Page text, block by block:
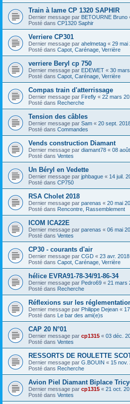
Train à lame CP 1320 SAPHIR
Dernier message par BETOURNE Bruno
Posté dans CP1320 Saphir
Verriere CP301
Dernier message par ahelmetag « 29 mai
Posté dans Capot, Carénage, Verrière
verriere Beryl cp 750
Dernier message par EDEWET « 30
Posté dans Capot, Carénage, Verrière
Compas train d'atterrissage
Dernier message par Firefly « 22 mars
Posté dans Recherche
Tension des câbles
Dernier message par Sam « 20 sept.
Posté dans Commandes
Vends construction Diamant
Dernier message par diamant78 « 08
Posté dans Ventes
Un Béryl en Vedette
Dernier message par jphbague « 14 juil.
Posté dans CP750
RSA Cholet 2018
Dernier message par parenas « 20 mai
Posté dans Rencontre, Rassemblement
ICOM ICA22E
Dernier message par parenas « 06 mai
Posté dans Ventes
CP30 - courants d'air
Dernier message par CGD « 23 avr.
Posté dans Capot, Carénage, Verrière
hélice EVRA91-78-34/91-86-34
Dernier message par Pedro69 « 21 mars
Posté dans Recherche
Réflexions sur les
Dernier message par Philippe Dejean «
Posté dans Le bar des ami(e)s
CAP 20 N°01
Dernier message par cp1315 « 03 déc.
Posté dans Ventes
RESSORTS DE ROULETTE
Dernier message par G.BOUIN « 15 nov.
Posté dans Recherche
Avion Piel Diamant Biplace
Dernier message par cp1315 « 21 oct.
Posté dans Ventes